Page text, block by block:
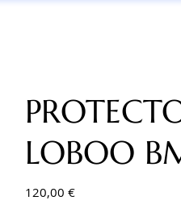
LOBOO
120,00 €